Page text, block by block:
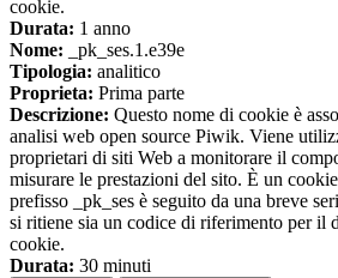
cookie.
Durata: 1 anno
Nome: _pk_ses.1.e39e
Tipologia: analitico
Proprieta: Prima parte
Descrizione: Questo nome di cookie è
analisi web open source Piwik. Viene
proprietari di siti Web a monitorare il
misurare le prestazioni del sito. È un
prefisso _pk_ses è seguito da una breve
si ritiene sia un codice di riferimento per il
cookie.
Durata: 30 minuti